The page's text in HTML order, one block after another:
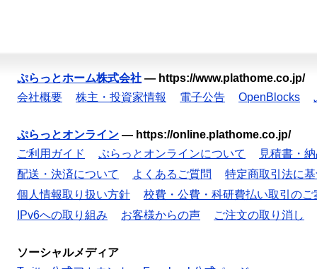
ぷらっとホーム株式会社 — https://www.plathome.co.jp/
会社概要
株主・投資家情報 電子公告 OpenBlocks
ぷらっとオンライン — https://online.plathome.co.jp/
ご利用ガイド
ぷらっとオンラインについて
見積書・
配送・決済について
よくあるご質問
特定商取引法に
個人情報取り扱い方針
校費・公費・科研費払い取引のご
IPv6への取り組み
お客様からの声 ご注文の取り消し
ソーシャルメディア